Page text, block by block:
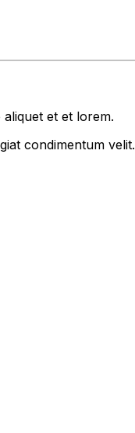
et et lorem.
condimentum velit.